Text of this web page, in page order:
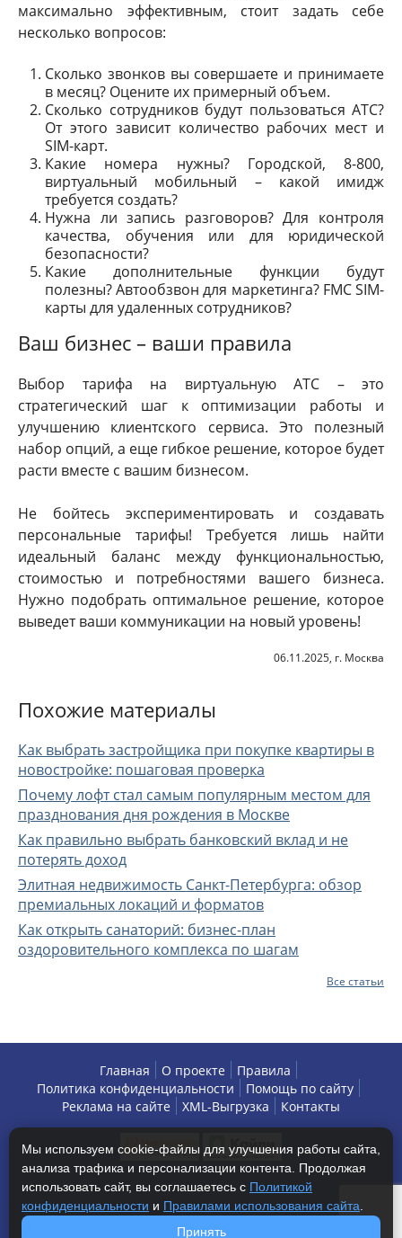
максимально эффективным, стоит задать себе
несколько вопросов:
Сколько звонков вы совершаете и принимаете
в месяц? Оцените их примерный объем.
Сколько сотрудников будут пользоваться АТС?
От этого зависит количество рабочих мест и
SIM-карт.
Какие номера нужны? Городской, 8-800,
виртуальный мобильный – какой имидж
требуется создать?
Нужна ли запись разговоров? Для контроля
качества, обучения или для юридической
безопасности?
Какие дополнительные функции будут
полезны? Автообзвон для маркетинга? FMC SIM-
карты для удаленных сотрудников?
Ваш бизнес – ваши правила
Выбор тарифа на виртуальную АТС – это
стратегический шаг к оптимизации работы и
улучшению клиентского сервиса. Это полезный
набор опций, а еще гибкое решение, которое будет
расти вместе с вашим бизнесом.
Не бойтесь экспериментировать и создавать
персональные тарифы! Требуется лишь найти
идеальный баланс между функциональностью,
стоимостью и потребностями вашего бизнеса.
Нужно подобрать оптимальное решение, которое
выведет ваши коммуникации на новый уровень!
06.11.2025, г. Москва
Похожие материалы
Как выбрать застройщика при покупке квартиры в
новостройке: пошаговая проверка
Почему лофт стал самым популярным местом для
празднования дня рождения в Москве
Как правильно выбрать банковский вклад и не
потерять доход
Элитная недвижимость Санкт-Петербурга: обзор
премиальных локаций и форматов
Как открыть санаторий: бизнес-план
оздоровительного комплекса по шагам
Все статьи
Главная О проекте
Правила
Политика конфиденциальности
Помощь по сайту
Реклама на сайте
XML-Выгрузка Контакты
Copyright © 2013-2026 БизнесАренда - коммерческая
Мы используем cookie-файлы для улучшения работы сайта,
анализа трафика и персонализации контента. Продолжая
использовать сайт, вы соглашаетесь с Политикой
конфиденциальности и Правилами использования сайта
Принять